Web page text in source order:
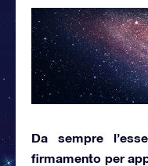
Da sempre
firmamento per